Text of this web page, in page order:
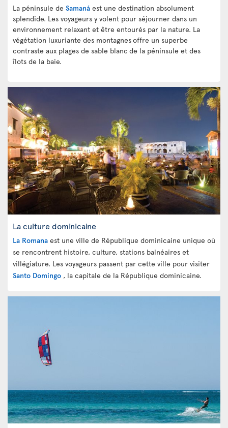
La péninsule de Samaná est une destination absolument
splendide. Les voyageurs y volent pour séjourner dans un
environnement relaxant et être entourés par la nature. La
végétation luxuriante des montagnesoffre un superbe
contraste aux plages de sable blanc de la péninsule et des
îlots de la baie.
La culture dominicaine
La Romana est une ville de République dominicaine unique où
se rencontrent histoire, culture, stations balnéaires et
villégiature. Les voyageurs passent par cette ville pour visiter
Santo Domingo , la capitale de la République dominicaine.